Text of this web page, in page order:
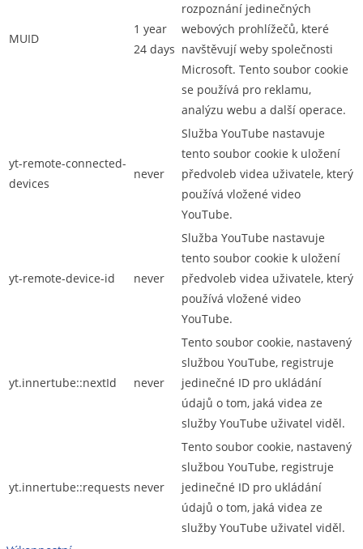
MUID
1 year
24 days
rozpoznání jedinečných
webových prohlížečů, které
navštěvují weby společnosti
Microsoft. Tento soubor cookie
se používá pro reklamu,
analýzu webu a další operace.
yt-remote-connected-
devices
never
Služba YouTube nastavuje
tento soubor cookie k uložení
předvoleb videa uživatele, který
používá vložené video
YouTube.
yt-remote-device-id never
Služba YouTube nastavuje
tento soubor cookie k uložení
předvoleb videa uživatele, který
používá vložené video
YouTube.
yt.innertube::nextId never
Tento soubor cookie, nastavený
službou YouTube, registruje
jedinečné ID pro ukládání
údajů o tom, jaká videa ze
služby YouTube uživatel viděl.
yt.innertube::requests never
Tento soubor cookie, nastavený
službou YouTube, registruje
jedinečné ID pro ukládání
údajů o tom, jaká videa ze
služby YouTube uživatel viděl.